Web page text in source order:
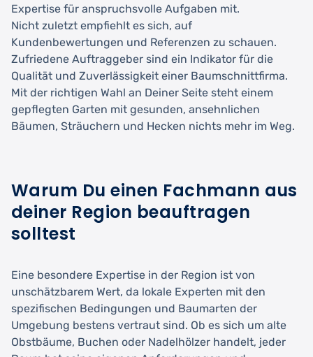
Expertise für anspruchsvolle Aufgaben mit.
Nicht zuletzt empfiehlt es sich, auf
Kundenbewertungen und Referenzen zu schauen.
Zufriedene Auftraggeber sind ein Indikator für die
Qualität und Zuverlässigkeit einer Baumschnittfirma.
Mit der richtigen Wahl an Deiner Seite steht einem
gepflegten Garten mit gesunden, ansehnlichen
Bäumen, Sträuchern und Hecken nichts mehr im Weg.
Warum Du einen Fachmann aus
deiner Region beauftragen
solltest
Eine besondere Expertise in der Region ist von
unschätzbarem Wert, da lokale Experten mit den
spezifischen Bedingungen und Baumarten der
Umgebung bestens vertraut sind. Ob es sich um alte
Obstbäume, Buchen oder Nadelhölzer handelt, jeder